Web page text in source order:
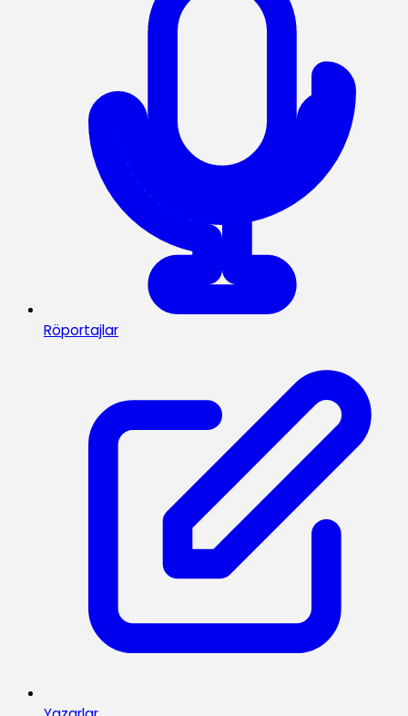
Röportajlar